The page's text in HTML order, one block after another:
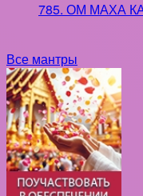
785. ОМ МАХА
Все мантры